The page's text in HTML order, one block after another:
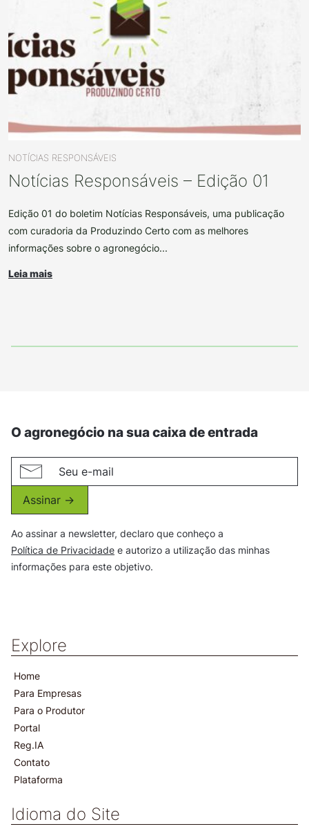
NOTÍCIAS RESPONSÁVEIS
Notícias Responsáveis – Edição 01
Edição 01 do boletim Notícias Responsáveis, uma publicação
com curadoria da Produzindo Certo com as melhores
informações sobre o agronegócio...
Leia mais
Explore
Home
Para Empresas
Para o Produtor
Portal
Reg.IA
Contato
Plataforma
Idioma do Site
O agronegócio na sua caixa de entrada
Assinar ->
Ao assinar a newsletter, declaro que conheço a
Política de Privacidade e autorizo a utilização das minhas
informações para este objetivo.